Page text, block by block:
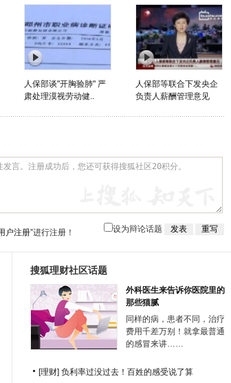
人保部谈"开胸验肺" 严
肃处理漠视劳动健..
人保部等联合下发央企
负责人薪酬管理意见
户注册”进行注册！ 设为辩论话题
搜狐理财社区话题
外科医生来告诉你医院里的
那些猫腻
同样的病，患者不同，治疗
费用千差万别！就拿最普通
的感冒来讲……
[理财] 负利率过没过去！百姓的感受说了算